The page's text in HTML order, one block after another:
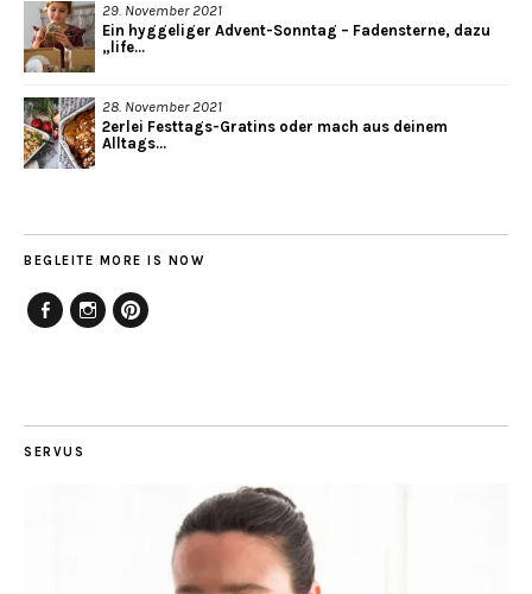
29. November 2021
Ein hyggeliger Advent-Sonntag – Fadensterne, dazu
„life...
28. November 2021
2erlei Festtags-Gratins oder mach aus deinem
Alltags...
BEGLEITE MORE IS NOW
SERVUS